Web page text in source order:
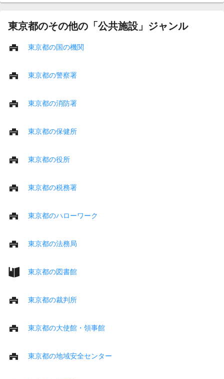
東京都のその他の「公共施設」ジャンル
東京都の国の機関
東京都の警察署
東京都の消防署
東京都の保健所
東京都の役所
東京都の税務署
東京都のハローワーク
東京都の法務局
東京都の図書館
東京都の裁判所
東京都の大使館・領事館
東京都の地域安全センター